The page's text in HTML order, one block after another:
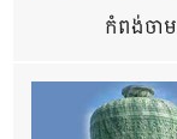
កំពង់ចាម